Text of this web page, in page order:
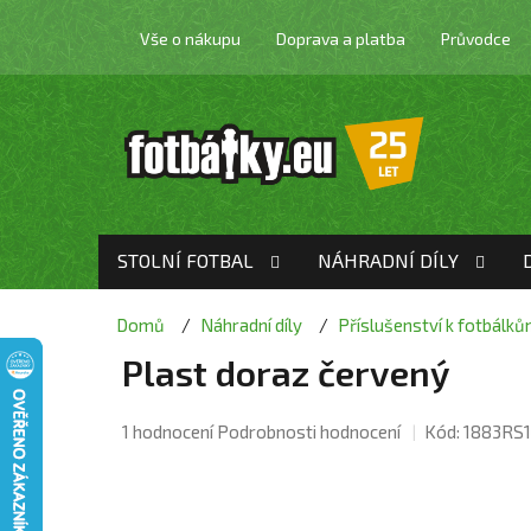
obsah
Vše o nákupu Doprava a platba Průvodce
STOLNÍ FOTBAL NÁHRADNÍ DÍLY
Domů Náhradní díly Příslušenství k
Plast doraz červený
Průměrné
1 hodnocení Podrobnosti hodnocení Kód: